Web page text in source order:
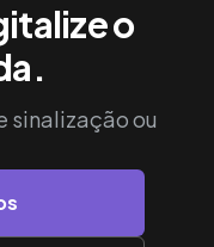
o
sinalização ou